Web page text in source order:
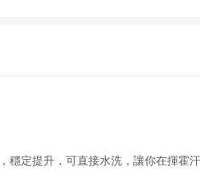
穩定提升，可直接水洗，讓你在揮霍